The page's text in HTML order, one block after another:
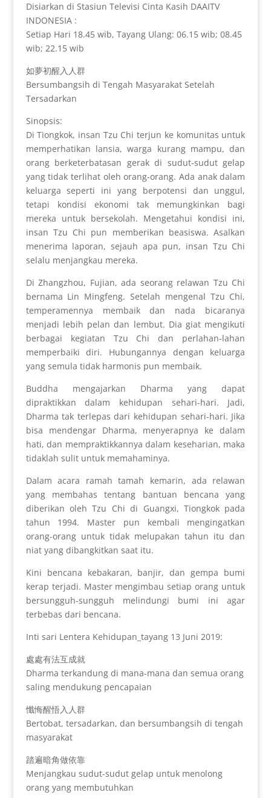
Disiarkan di Stasiun Televisi Cinta Kasih DAAITV
INDONESIA :
Setiap Hari 18.45 wib, Tayang Ulang: 06.15 wib; 08.45
wib; 22.15 wib
如夢初醒入人群
Bersumbangsih di Tengah Masyarakat Setelah
Tersadarkan
Sinopsis:
Di Tiongkok, insan Tzu Chi terjun ke komunitas untuk
memperhatikan lansia, warga kurang mampu, dan
orang berketerbatasan gerak di sudut-sudut gelap
yang tidak terlihat oleh orang-orang. Ada anak dalam
keluarga seperti ini yang berpotensi dan unggul,
tetapi kondisi ekonomi tak memungkinkan bagi
mereka untuk bersekolah. Mengetahui kondisi ini,
insan Tzu Chi pun memberikan beasiswa. Asalkan
menerima laporan, sejauh apa pun, insan Tzu Chi
selalu menjangkau mereka.
Di Zhangzhou, Fujian, ada seorang relawan Tzu Chi
bernama Lin Mingfeng. Setelah mengenal Tzu Chi,
temperamennya membaik dan nada bicaranya
menjadi lebih pelan dan lembut. Dia giat mengikuti
berbagai kegiatan Tzu Chi dan perlahan-lahan
memperbaiki diri. Hubungannya dengan keluarga
yang semula tidak harmonis pun membaik.
Buddha mengajarkan Dharma yang dapat
dipraktikkan dalam kehidupan sehari-hari. Jadi,
Dharma tak terlepas dari kehidupan sehari-hari. Jika
bisa mendengar Dharma, menyerapnya ke dalam
hati, dan mempraktikkannya dalam keseharian, maka
tidaklah sulit untuk memahaminya.
Dalam acara ramah tamah kemarin, ada relawan
yang membahas tentang bantuan bencana yang
diberikan oleh Tzu Chi di Guangxi, Tiongkok pada
tahun 1994. Master pun kembali mengingatkan
orang-orang untuk tidak melupakan tahun itu dan
niat yang dibangkitkan saat itu.
Kini bencana kebakaran, banjir, dan gempa bumi
kerap terjadi. Master mengimbau setiap orang untuk
bersungguh-sungguh melindungi bumi ini agar
terbebas dari bencana.
Inti sari Lentera Kehidupan_tayang 13 Juni 2019:
處處有法互成就
Dharma terkandung di mana-mana dan semua orang
saling mendukung pencapaian
懺悔醒悟入人群
Bertobat, tersadarkan, dan bersumbangsih di tengah
masyarakat
踏遍暗角做依靠
Menjangkau sudut-sudut gelap untuk menolong
orang yang membutuhkan